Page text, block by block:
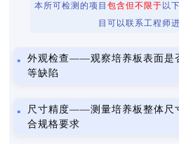
本所可检测的项目 包含但不限于 以
目可以联系工程师
外观检查——观察培养板表面是
等缺陷
尺寸精度——测量培养板整体尺
合规格要求